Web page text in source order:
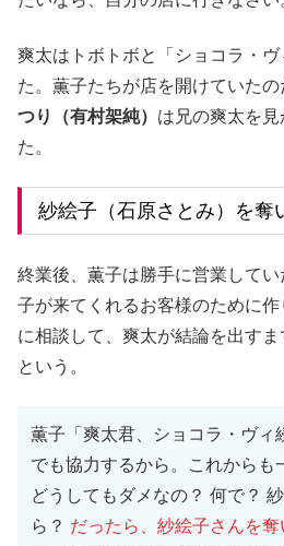
爽太はトボトボと「ショコラ・
た。薫子たちが店を開けていた
つり（有村架純） は兄の爽太を見
た。
紗絵子（石原さとみ）を奪
終業後、薫子は勝手に営業して
子が来てくれるお客様のために
に相談して、爽太が結論を出す
という。
薫子「爽太君、ショコラ・ヴィ
でも協力するから。これからも
どうしてもダメなの？ 何で？
ら？ だったら、紗絵子さんを